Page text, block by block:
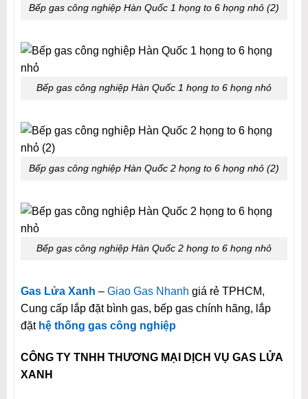
Bếp gas công nghiệp Hàn Quốc 1 họng to 6 họng nhỏ (2)
Bếp gas công nghiệp Hàn Quốc 1 họng to 6 họng nhỏ
Bếp gas công nghiệp Hàn Quốc 2 họng to 6 họng nhỏ (2)
Bếp gas công nghiệp Hàn Quốc 2 họng to 6 họng nhỏ
Gas Lửa Xanh – Giao Gas Nhanh giá rẻ TPHCM,
Cung cấp lắp đặt bình gas, bếp gas chính hãng, lắp
đặt hệ thống gas công nghiệp
CÔNG TY TNHH THƯƠNG MẠI DỊCH VỤ GAS LỬA
XANH